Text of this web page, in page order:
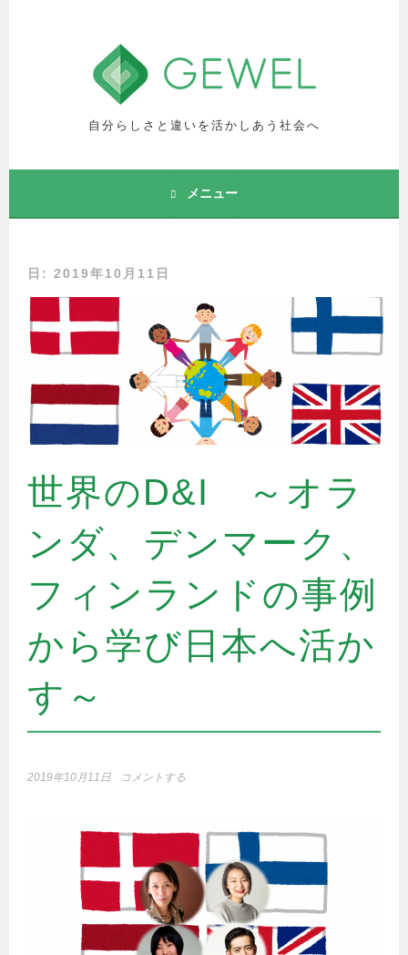
自分らしさと違いを活かしあう社会へ
メニュー
日: 2019年10月11日
世界のD&I ～オラ
ンダ、デンマーク、
フィンランドの事例
から学び日本へ活か
す～
2019年10月11日 コメントする